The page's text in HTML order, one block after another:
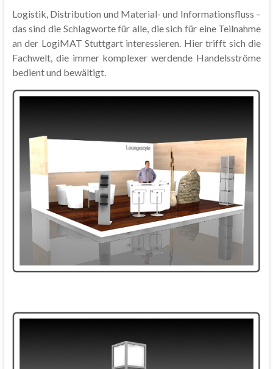
Logistik, Distribution und Material- und Informationsfluss –
das sind die Schlagworte für alle, die sich für eine Teilnahme
an der LogiMAT Stuttgart interessieren. Hier trifft sich die
Fachwelt, die immer komplexer werdende Handelsströme
bedient und bewältigt.